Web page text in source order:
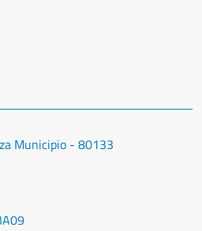
Municipio - 80133